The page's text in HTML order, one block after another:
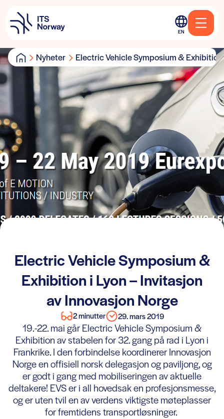
EN
Nyheter Electric Vehicle Symposium & Exhibition
Electric Vehicle Symposium &
Exhibition i Lyon – Invitasjon
av Innovasjon Norge
2 minutter 29. mars 2019
19.-22. mai går Electric Vehicle Symposium &
Exhibition av stabelen for 32. gang på rad i Lyon i
Frankrike. I den forbindelse koordinerer Innovasjon
Norge en offisiell norsk delegasjon og paviljong, og
er godt i gang med mobiliseringen av aktuelle
deltakere! EVS er i all hovedsak en profesjonsmesse,
og er uten tvil en av verdens viktigste møteplasser
for fremtidens transportløsninger.